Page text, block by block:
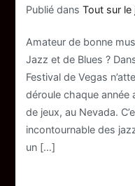
Publié dansTout sur le
Amateur de bonne
Jazz et de Blues ?
Festival de Vegas
déroule chaque
de jeux, au Nevada.
incontournable des
un […]